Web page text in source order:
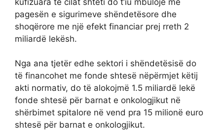
pagesën e sigurimeve shëndetësore dhe
shoqërore me një efekt financiar prej rreth 2
miliardë lekësh.
Nga ana tjetër edhe sektori i shëndetësisë do
të financohet me fonde shtesë nëpërmjet këtij
akti normativ, do të alokojmë 1.5 miliardë lekë
fonde shtesë për barnat e onkologjikut në
shërbimet spitalore në vend pra 15 milionë euro
shtesë për barnat e onkologjikut.